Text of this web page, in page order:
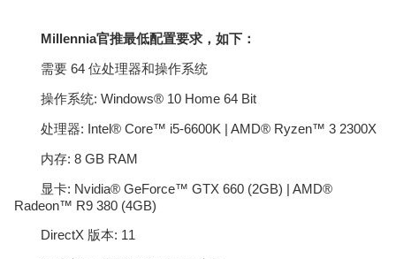
Millennia官推最低配置要求，如下：
需要 64 位处理器和操作系统
操作系统: Windows® 10 Home 64 Bit
处理器: Intel® Core™ i5-6600K | AMD® Ryzen™ 3 2300X
内存: 8 GB RAM
显卡: Nvidia® GeForce™ GTX 660 (2GB) | AMD®
Radeon™ R9 380 (4GB)
DirectX 版本: 11